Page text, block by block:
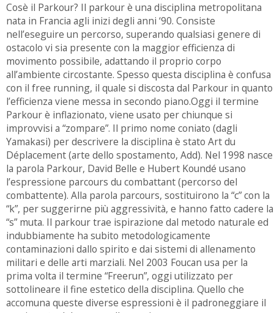
Cosè il Parkour? Il parkour è una disciplina metropolitana
nata in Francia agli inizi degli anni ‘90. Consiste
nell’eseguire un percorso, superando qualsiasi genere di
ostacolo vi sia presente con la maggior efficienza di
movimento possibile, adattando il proprio corpo
all’ambiente circostante. Spesso questa disciplina è confusa
con il free running, il quale si discosta dal Parkour in quanto
l’efficienza viene messa in secondo piano.Oggi il termine
Parkour è inflazionato, viene usato per chiunque si
improvvisi a “zompare”. Il primo nome coniato (dagli
Yamakasi) per descrivere la disciplina è stato Art du
Déplacement (arte dello spostamento, Add). Nel 1998 nasce
la parola Parkour, David Belle e Hubert Koundé usano
l’espressione parcours du combattant (percorso del
combattente). Alla parola parcours, sostituirono la “c” con la
“k”, per suggerirne più aggressività, e hanno fatto cadere la
“s” muta. Il parkour trae ispirazione dal metodo naturale ed
indubbiamente ha subito metodologicamente
contaminazioni dallo spirito e dai sistemi di allenamento
militari e delle arti marziali. Nel 2003 Foucan usa per la
prima volta il termine “Freerun”, oggi utilizzato per
sottolineare il fine estetico della disciplina. Quello che
accomuna queste diverse espressioni è il padroneggiare il